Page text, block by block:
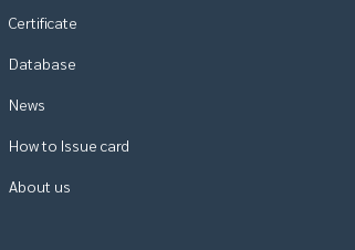
Certificate
Database
News
How to Issue card
About us